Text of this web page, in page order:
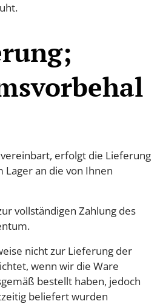
erfolgt die Lieferung
an die von Ihnen
vollständigen Zahlung des
nicht zur Lieferung der
wenn wir die Ware
bestellt haben, jedoch
beliefert wurden